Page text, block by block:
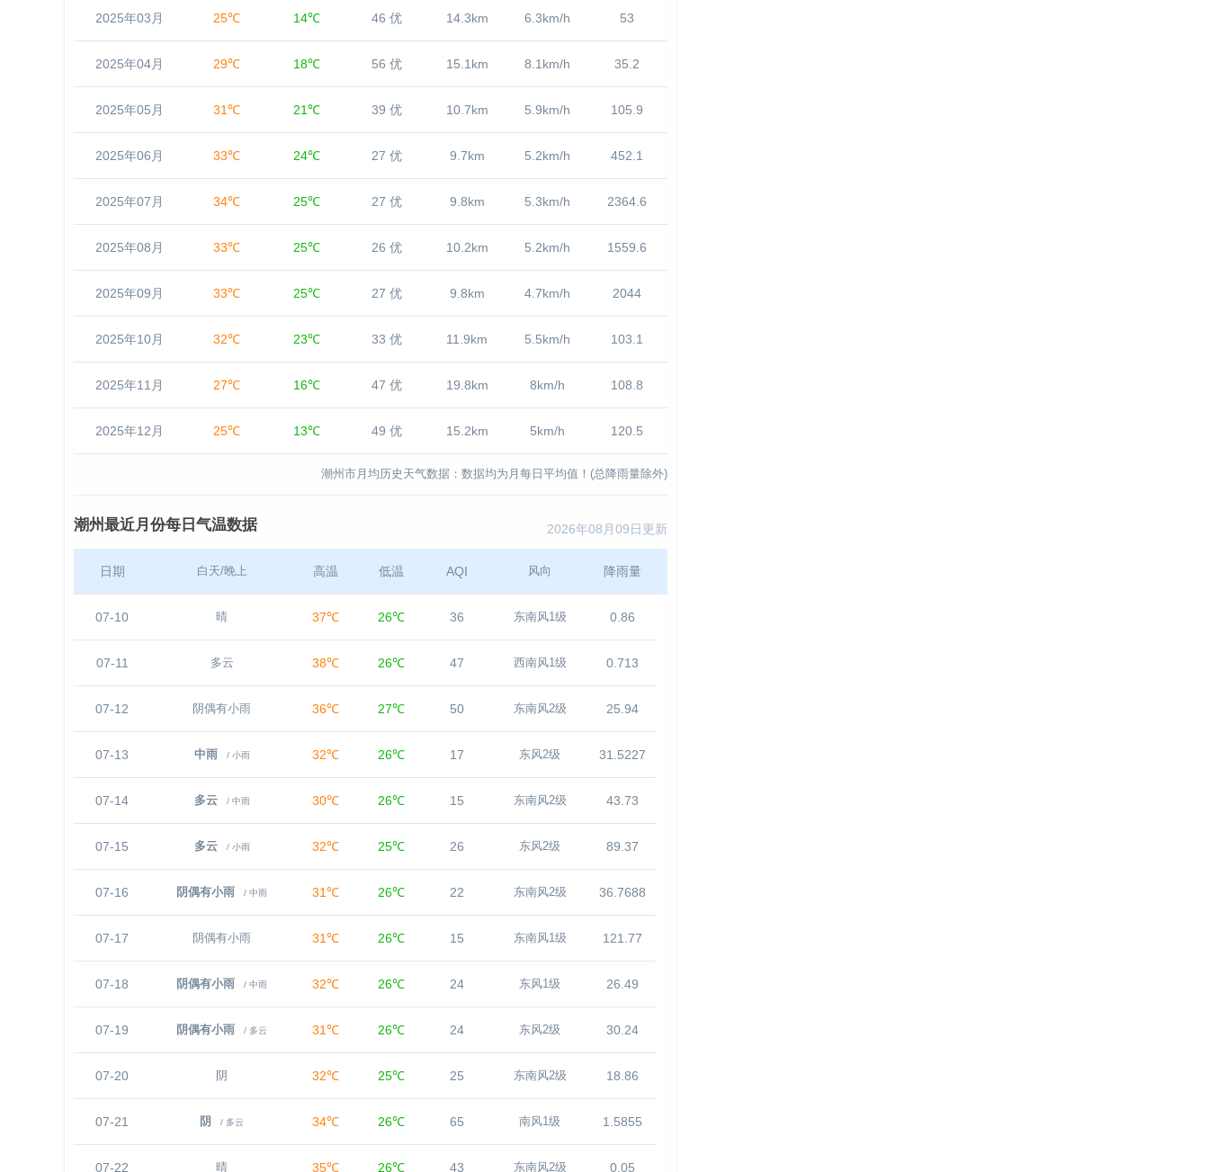
2025年03月 25℃ 14℃ 46 优 14.3km 6.3km/h 53
2025年04月 29℃ 18℃ 56 优 15.1km 8.1km/h 35.2
2025年05月 31℃ 21℃ 39 优 10.7km 5.9km/h 105.9
2025年06月 33℃ 24℃ 27 优 9.7km 5.2km/h 452.1
2025年07月 34℃ 25℃ 27 优 9.8km 5.3km/h 2364.6
2025年08月 33℃ 25℃ 26 优 10.2km 5.2km/h 1559.6
2025年09月 33℃ 25℃ 27 优 9.8km 4.7km/h 2044
2025年10月 32℃ 23℃ 33 优 11.9km 5.5km/h 103.1
2025年11月 27℃ 16℃ 47 优 19.8km 8km/h 108.8
2025年12月 25℃ 13℃ 49 优 15.2km 5km/h 120.5
潮州市月均历史天气数据：数据均为月每日平均值！(总降雨量除外)
2026年08月09日更新
潮州最近月份每日气温数据
日期 白天/晚上 高温 低温 AQI 风向 降雨量
07-10 晴 37℃ 26℃ 36 东南风1级 0.86
07-11 多云 38℃ 26℃ 47 西南风1级 0.713
07-12 阴偶有小雨 36℃ 27℃ 50 东南风2级 25.94
07-13 中雨 / 小雨 32℃ 26℃ 17 东风2级 31.5227
07-14 多云 / 中雨 30℃ 26℃ 15 东南风2级 43.73
07-15 多云 / 小雨 32℃ 25℃ 26 东风2级 89.37
07-16 阴偶有小雨 / 中雨 31℃ 26℃ 22 东南风2级 36.7688
07-17 阴偶有小雨 31℃ 26℃ 15 东南风1级 121.77
07-18 阴偶有小雨 / 中雨 32℃ 26℃ 24 东风1级 26.49
07-19 阴偶有小雨 / 多云 31℃ 26℃ 24 东风2级 30.24
07-20 阴 32℃ 25℃ 25 东南风2级 18.86
07-21 阴 / 多云 34℃ 26℃ 65 南风1级 1.5855
07-22 晴 35℃ 26℃ 43 东南风2级 0.05